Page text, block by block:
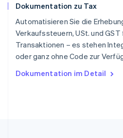
Dokumentation zu Tax
Automatisieren Sie die
Verkaufssteuern, USt. und GST
Transaktionen – es stehen
oder ganz ohne Code zur
Dokumentation im Detail
Spanien
EspañolEnglish
Thailand
ไทยEnglish
Tschechische Republik
English
English